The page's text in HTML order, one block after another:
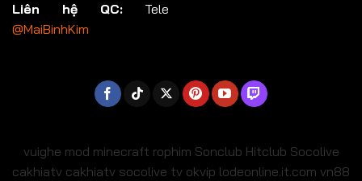
Liên hệ QC: Tele
@MaiBinhKim
vuighe mod minecraft rophim Sonclub Hitclub Socolive
cakhiatv cakhiatv socolive tv okvip lodeonline.it.com vn88